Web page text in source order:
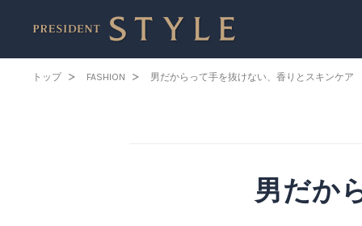
トップ FASHION 男だからって手を抜けない、香りとスキンケア
男だか